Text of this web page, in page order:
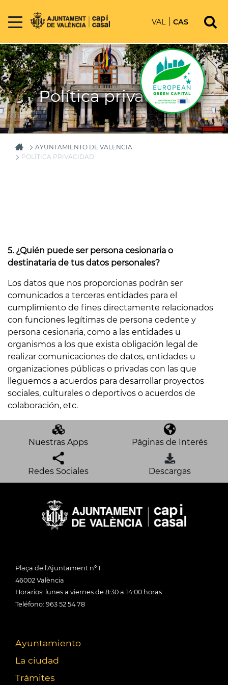
VAL CAS
Política privacidad
AYUNTAMIENTO DE VALENCIA
POLÍTICA PRIVACIDAD
5. ¿Quién puede ser persona cesionaria o
destinataria de tus datos personales?
Los datos que nos proporcionas podrán ser
comunicados a terceras entidades para el
cumplimiento de fines directamente relacionados
con funciones legítimas de persona cedente y
persona cesionaria, como a las entidades u
organismos a los que exista obligación legal de
realizar comunicaciones de datos, entidades u
organizaciones públicas o privadas con las que
lleguemos a acuerdos para desarrollar proyectos
sociales, culturales o deportivos o acuerdos de
colaboración, etc.
Nuestras Apps Páginas de Interés
Redes Sociales Descargas
Plaça de l'Ajuntament nº 1
46002 València
Horarios: lunes a viernes de 8:30 a 14:00 horas
Teléfono: 963 52 54 78
Ayuntamiento
La ciudad
Trámites